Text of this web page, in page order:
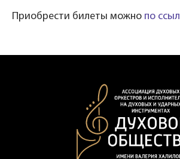
Приобрести билеты можно по